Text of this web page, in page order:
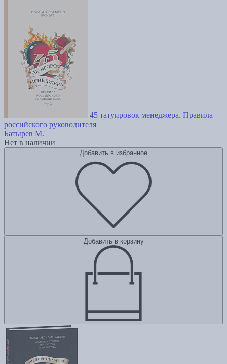
45 татуировок менеджера. Правила
российского руководителя
Батырев М.
Нет в наличии
Добавить в избранное
Добавить в корзину